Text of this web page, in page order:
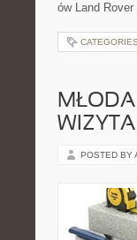
ów Land
POSTED BY